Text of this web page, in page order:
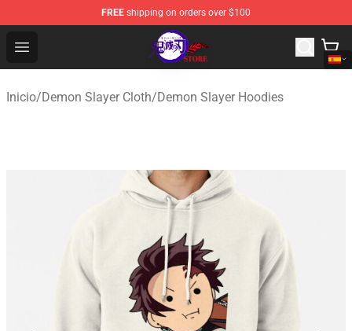
FREE shipping on orders over $100
Open menu
Kimetsu no Yaiba Store - Official Kimetsu no Yaiba
Inicio/Demon Slayer Cloth/Demon Slayer Hoodies